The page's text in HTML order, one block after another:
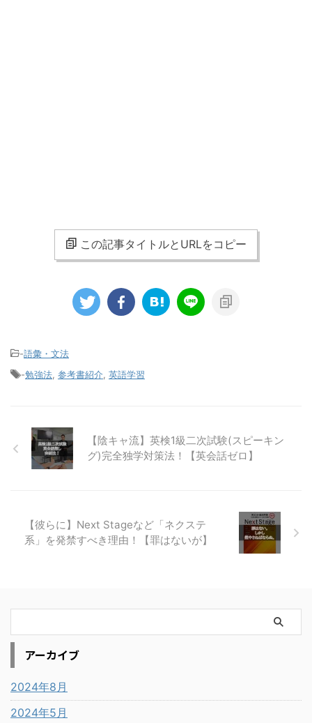
この記事タイトルとURLをコピー
-語彙・文法
-勉強法, 参考書紹介, 英語学習
【陰キャ流】英検1級二次試験(スピーキン
グ)完全独学対策法！【英会話ゼロ】
【彼らに】Next Stageなど「ネクステ
系」を発禁すべき理由！【罪はないが】
アーカイブ
2024年8月
2024年5月